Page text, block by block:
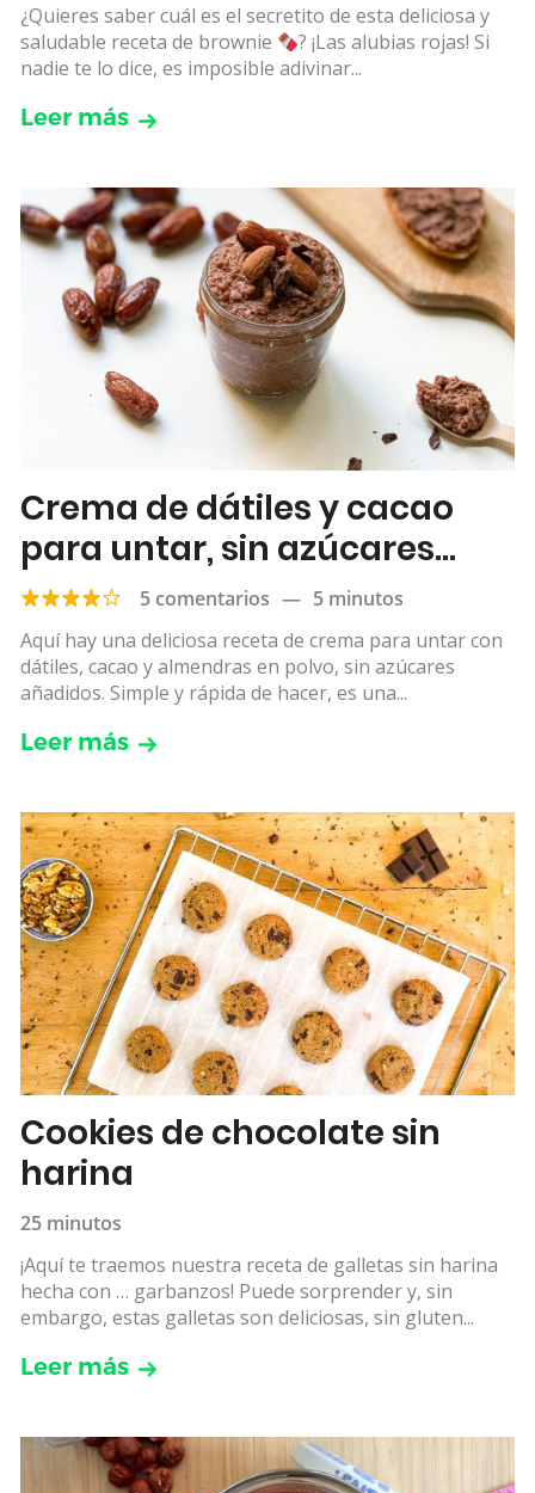
¿Quieres saber cuál es el secretito de esta deliciosa y
saludable receta de brownie
? ¡Las alubias rojas! Si
nadie te lo dice, es imposible adivinar...
Leer más
Crema de dátiles y cacao
para untar, sin azúcares
añadidos5 comentarios — 5 minutos
Aquí hay una deliciosa receta de crema para untar con
dátiles, cacao y almendras en polvo, sin azúcares
añadidos. Simple y rápida de hacer, es una...
Leer más
Cookies de chocolate sin
harina
25 minutos
¡Aquí te traemos nuestra receta de galletas sin harina
hecha con … garbanzos! Puede sorprender y, sin
embargo, estas galletas son deliciosas, sin gluten...
Leer más